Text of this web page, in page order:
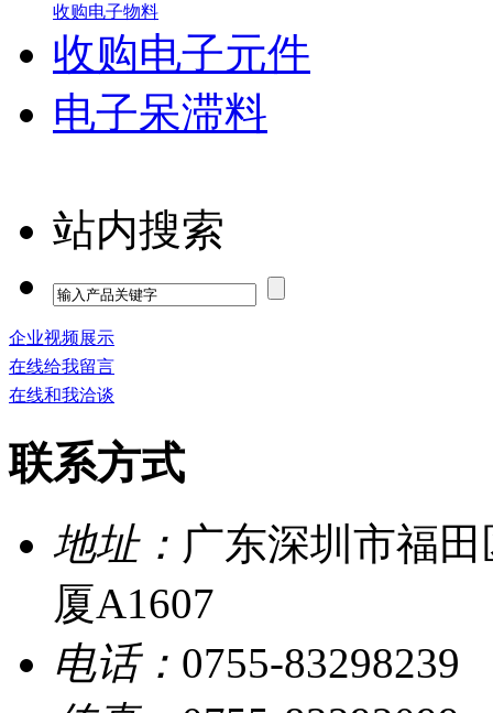
收购电子物料
收购电子元件
电子呆滞料
站内搜索
企业视频展示
在线给我留言
在线和我洽谈
联系方式
地址： 广东深圳市福
厦A1607
电话： 0755-83298239